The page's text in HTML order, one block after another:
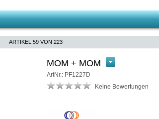
ARTIKEL 59 VON 223
MOM + MOM
ArtNr.: PF1227D
Keine Bewertungen